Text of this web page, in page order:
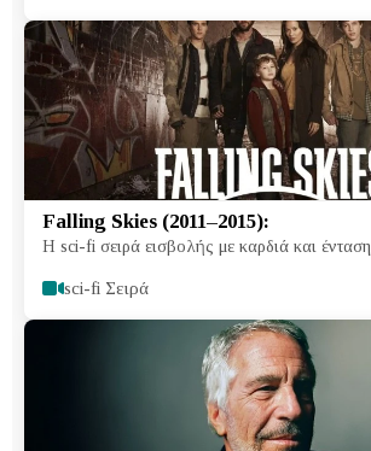
Falling Skies (2011–2015):
Η sci-fi σειρά εισβολής με καρδιά και ένταση
sci-fi Σειρά